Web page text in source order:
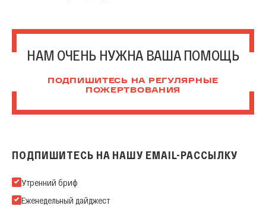
НАМ ОЧЕНЬ НУЖНА ВАША ПОМОЩЬ
ПОДПИШИТЕСЬ НА РЕГУЛЯРНЫЕ
ПОЖЕРТВОВАНИЯ
ПОДПИШИТЕСЬ НА НАШУ EMAIL-РАССЫЛКУ
Подпишитесь на нашу Email-рассылку
Утренний бриф
Еженедельный дайджест